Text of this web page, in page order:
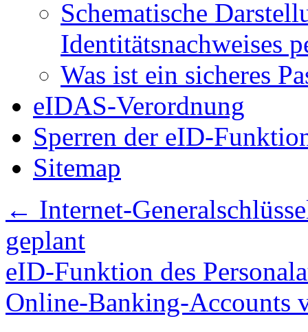
Schematische
Identitätsnachweises
Was ist ein sicheres
eIDAS-Verordnung
Sperren der eID-
Sitemap
← Internet-
geplant
eID-Funktion des
Online-Banking-Accounts